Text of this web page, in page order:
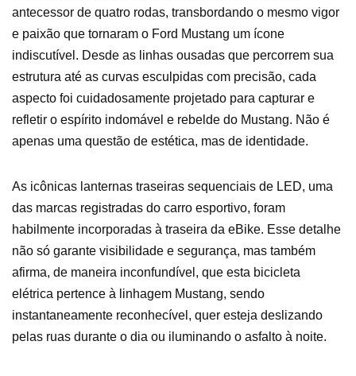
antecessor de quatro rodas, transbordando o mesmo vigor
e paixão que tornaram o Ford Mustang um ícone
indiscutível. Desde as linhas ousadas que percorrem sua
estrutura até as curvas esculpidas com precisão, cada
aspecto foi cuidadosamente projetado para capturar e
refletir o espírito indomável e rebelde do Mustang. Não é
apenas uma questão de estética, mas de identidade.
As icônicas lanternas traseiras sequenciais de LED, uma
das marcas registradas do carro esportivo, foram
habilmente incorporadas à traseira da eBike. Esse detalhe
não só garante visibilidade e segurança, mas também
afirma, de maneira inconfundível, que esta bicicleta
elétrica pertence à linhagem Mustang, sendo
instantaneamente reconhecível, quer esteja deslizando
pelas ruas durante o dia ou iluminando o asfalto à noite.